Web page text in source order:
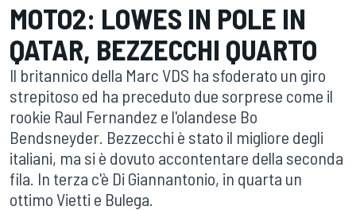
MOTO2: LOWES IN POLE IN
QATAR, BEZZECCHI QUARTO
Il britannico della Marc VDS ha sfoderato un giro
strepitoso ed ha preceduto due sorprese come il
rookie Raul Fernandez e l'olandese Bo
Bendsneyder. Bezzecchi è stato il migliore degli
italiani, ma si è dovuto accontentare della seconda
fila. In terza c'è Di Giannantonio, in quarta un
ottimo Vietti e Bulega.